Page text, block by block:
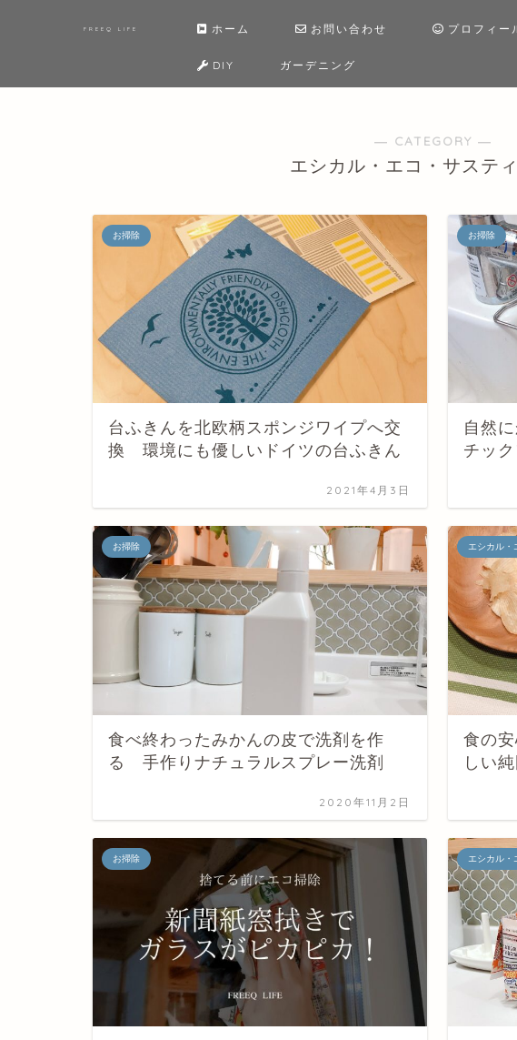
FREEQ LIFE ホーム お問い合わせ プロフィー
DIY ガーデニング
― CATEGORY ―
エシカル・エコ・サステ
お掃除
台ふきんを北欧柄スポンジワイプへ交
換 環境にも優しいドイツの台ふきん
2021年4月3日
お掃除
自然
チッ
お掃除
食べ終わったみかんの皮で洗剤を作
る 手作りナチュラルスプレー洗剤
2020年11月2日
エシカル・
食の
しい
お掃除 エシカル・